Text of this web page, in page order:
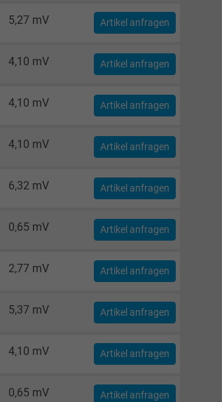
5,27 mV Artikel anfragen
4,10 mV Artikel anfragen
4,10 mV Artikel anfragen
4,10 mV Artikel anfragen
6,32 mV Artikel anfragen
0,65 mV Artikel anfragen
2,77 mV Artikel anfragen
5,37 mV Artikel anfragen
4,10 mV Artikel anfragen
0,65 mV Artikel anfragen